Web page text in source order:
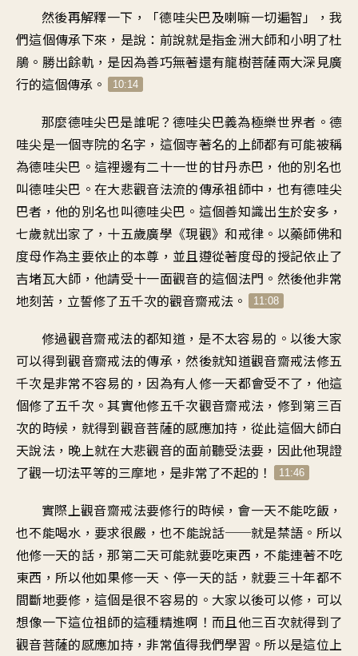
然後再解釋一下 ，「德哇尖巴及喇嘛一切遍智」，我
們這個傳承下來，是說 ： 前說就是指金洲大師和小明了杜
鵑 。 勝出餘軌 ， 是因為善巧無著還有龍樹菩薩兩大深見廣
行的這個傳承 。 10:14
那麼德哇尖巴是誰呢？ 德哇尖巴義為極樂世界者 。德
哇尖是一個寺院的名字 ， 這個寺著名的上師都有可能被稱
為德哇尖巴 。 這裡邊有二十一世的甘丹赤巴 ， 他的別名也
叫德哇尖巴 。在大悲觀音法流的傳承祖師中 ， 也有德哇尖
巴者 ，他的別名也叫德哇尖巴 。 這個善知識出生於安多 ，
七歲就出家了 ， 十五歲廣學《現觀》和戒律 。 以藥師佛和
度母作為主要依止的本尊 ， 並且遵從著度母的授記依止了
吉堵瓦大師 ，他請受十一面觀音的這個法門 。 然後他非常
地刻苦 ， 立誓修了五千次的觀音齋戒法 。 11:08
修過觀音齋戒法的都知道 ， 是不太容易的 。 以後大家
可以得到觀音齋戒法的傳承 ，然後就知道觀音齋戒法修五
千次是非常不容易的 ， 因為有人修一天都會受不了 ， 他這
個修了五千次 。其實他修五千次觀音齋戒法 ， 修到第三百
次的時候 ， 就得到觀音菩薩的感應加持 ，從此這個大師白
天說法 ， 晚上就在大悲觀音的面前聽受法要 ， 因此他現證
了觀一切法平等的三摩地 ， 是非常了不起的 ！ 11:46
實際上觀音齋戒法要修行的時候 ， 會一天不能吃飯，
也不能喝水 ，要求很嚴 ， 也不能說話──就是禁語 。 所以
他修一天的話 ，那第二天可能就要吃東西 ， 不能連著不吃
東西 ，所以他如果修一天 、 停一天的話 ，就要三十年都不
間斷地要修 ， 這個是很不容易的 。 大家以後可以修 ， 可以
想像一下這位祖師的這種精進啊 ！而且他三百次就得到了
觀音菩薩的感應加持 ，非常值得我們學習 。所以是這位上